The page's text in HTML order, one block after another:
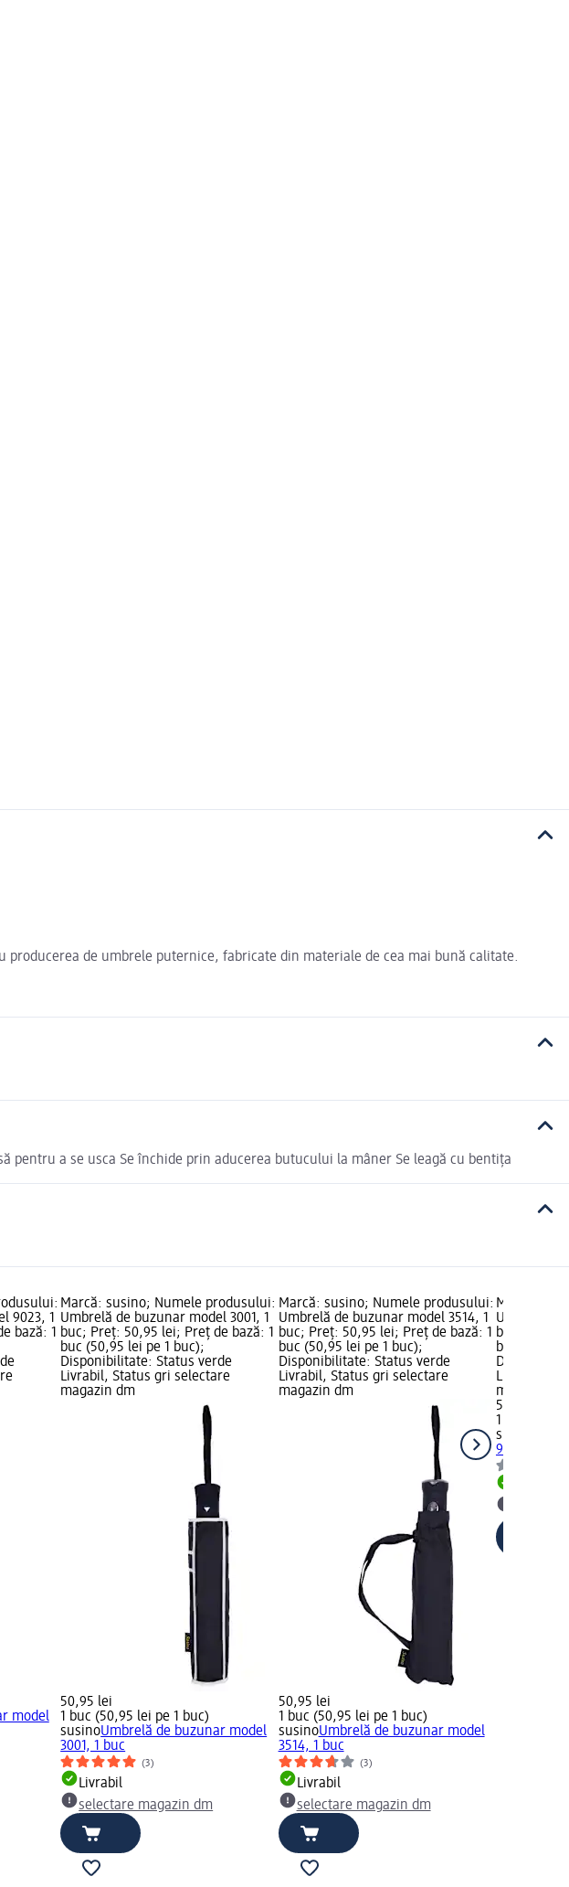
producerea de umbrele puternice, fabricate din materiale de cea mai bună calitate.
pentru a se usca Se închide prin aducerea butucului la mâner Se leagă cu bentița
9023, 1
bază: 1
model
Marcă: susino; Numele produsului:
Umbrelă de buzunar model 3001, 1
buc; Preț: 50,95 lei; Preț de bază: 1
buc (50,95 lei pe 1 buc);
Disponibilitate: Status verde
Livrabil, Status gri selectare
magazin dm
50,95 lei
1 buc (50,95 lei pe 1 buc)
susinoUmbrelă de buzunar model
3001, 1 buc
(3)
Livrabil
selectare magazin dm
Marcă: susino; Numele produsului:
Umbrelă de buzunar model 3514, 1
buc; Preț: 50,95 lei; Preț de bază: 1
buc (50,95 lei pe 1 buc);
Disponibilitate: Status verde
Livrabil, Status gri selectare
magazin dm
50,95 lei
1 buc (50,95 lei pe 1 buc)
susinoUmbrelă de buzunar model
3514, 1 buc
(3)
Livrabil
selectare magazin dm
Marcă:
Umrelă de
buc; Preț:
buc (54,95
Livrabil,
magazin
54,95 lei
1 buc
susino
9012, 1 buc